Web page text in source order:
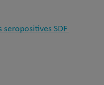
seropositives SDF